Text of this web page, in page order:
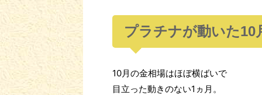
プラチナが動いた10
10月の金相場はほぼ横ばいで
目立った動きのない1ヵ月。